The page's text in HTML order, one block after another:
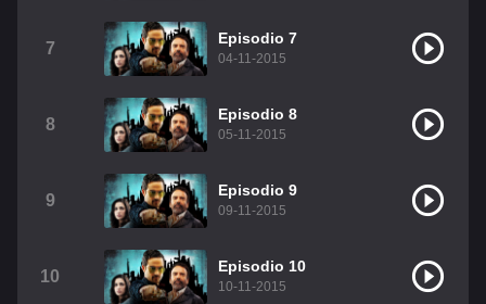
Christian Chavez
Dulce María
RBD Como Assistir Legendado
7
Episodio 7
04-11-2015
8
Episodio 8
05-11-2015
9
Episodio 9
09-11-2015
10
Episodio 10
10-11-2015